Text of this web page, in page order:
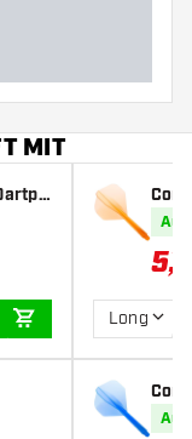
MIT
IN DEN
Auf
5,17
Long
Auf